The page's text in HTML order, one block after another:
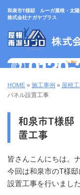
和泉市T様邸 ルーガ屋根・太陽
株式会社ナガヤプラス
HOME » 施工事例 » 屋根
パネル設置工事
和泉市T様邸
置工事
皆さんこんにちは。
今回は和泉市のT様
設置工事を行いました